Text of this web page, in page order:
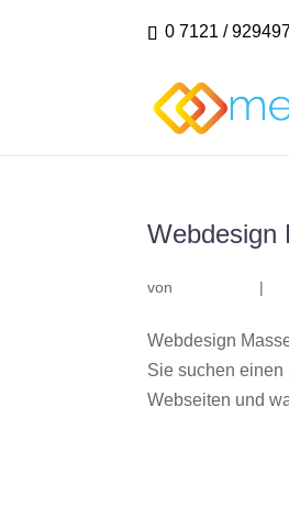
0 7121 /
Webdesign
von |
Webdesign
Sie suchen einen
Webseiten und